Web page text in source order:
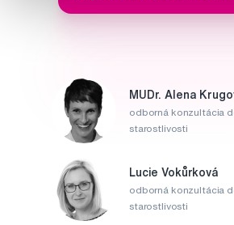
MUDr. Alena
odborná konzultácia
starostlivosti
Lucie Vokůrková
odborná konzultácia
starostlivosti